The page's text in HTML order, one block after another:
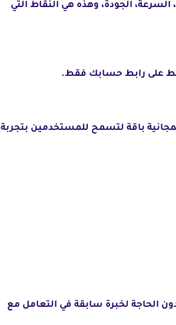
بين الأمان، السرعة، الجودة، وهذه هي النقاط التي
على رابط حسابك فقط.
باقة لتسمح للمستخدمين بتجربة
الحاجة لخبرة سابقة في التعامل مع